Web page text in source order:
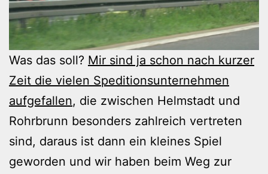
Was das soll? Mir sind ja schon nach kurzer
Zeit die vielen Speditionsunternehmen
aufgefallen, die zwischen Helmstadt und
Rohrbrunn besonders zahlreich vertreten
sind, daraus ist dann ein kleines Spiel
geworden und wir haben beim Weg zur